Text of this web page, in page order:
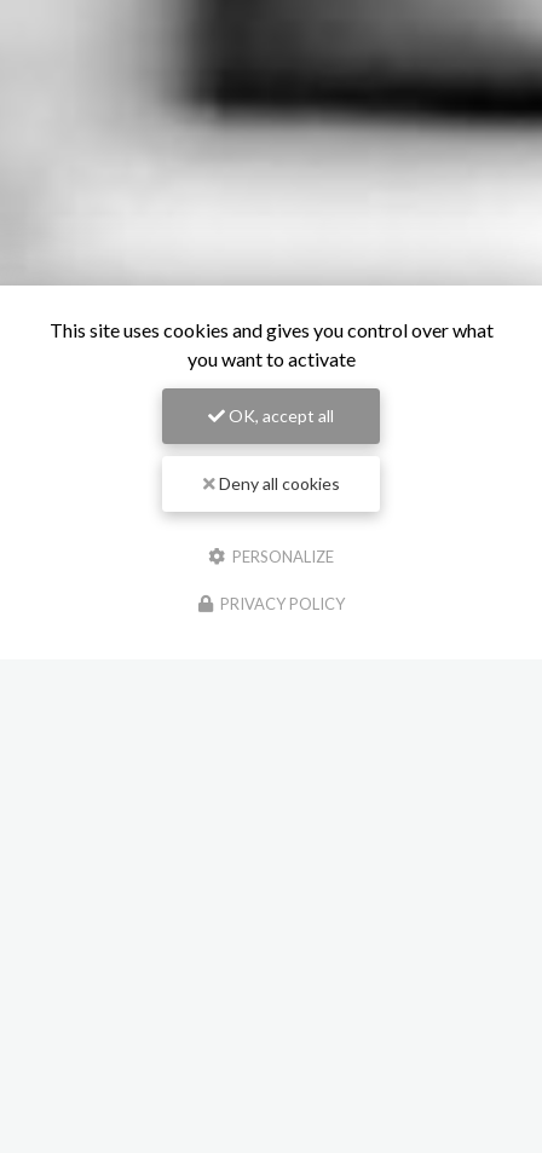
This site uses cookies and gives you control over what
you want to activate
OK, accept all
Deny all cookies
PERSONALIZE
PRIVACY POLICY